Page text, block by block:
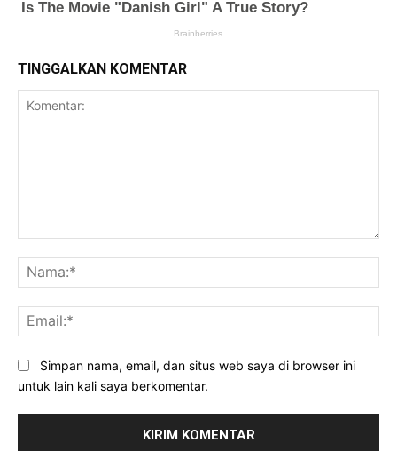
TINGGALKAN KOMENTAR
Simpan nama, email, dan situs web saya di browser ini
untuk lain kali saya berkomentar.